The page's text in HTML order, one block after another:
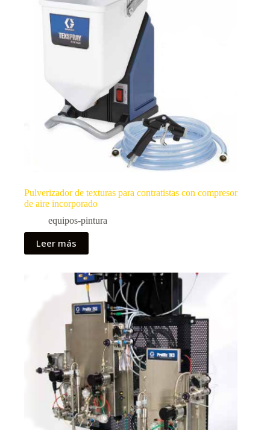
Pulverizador de texturas para contratistas con compresor
de aire incorporado
equipos-pintura
Leer más